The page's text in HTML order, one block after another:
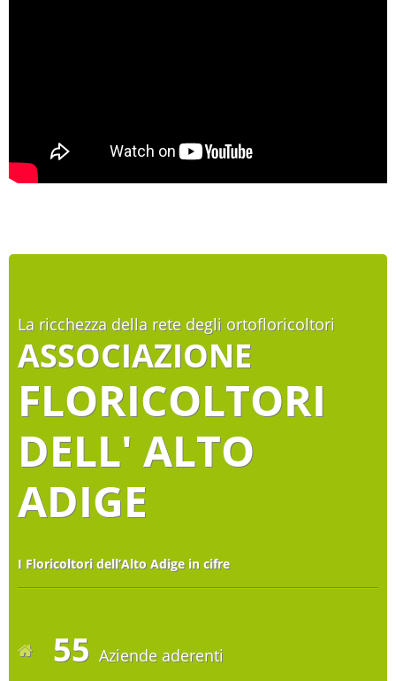
La ricchezza della rete degli ortofloricoltori
ASSOCIAZIONE
FLORICOLTORI
DELL' ALTO
ADIGE
I Floricoltori dell’Alto Adige in cifre
55 Aziende aderenti